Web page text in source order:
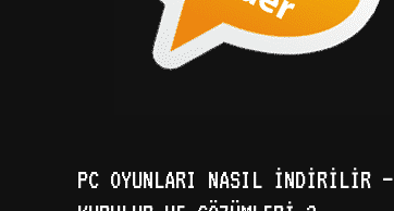
PC OYUNLARI NASIL İNDIRILIR –